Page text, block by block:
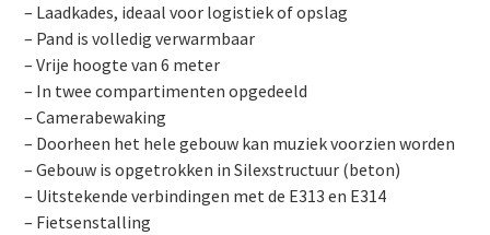
– Laadkades, ideaal voor logistiek of opslag
– Pand is volledig verwarmbaar
– Vrije hoogte van 6 meter
– In twee compartimenten opgedeeld
– Camerabewaking
– Doorheen het hele gebouw kan muziek voorzien worden
– Gebouw is opgetrokken in Silexstructuur (beton)
– Uitstekende verbindingen met de E313 en E314
– Fietsenstalling